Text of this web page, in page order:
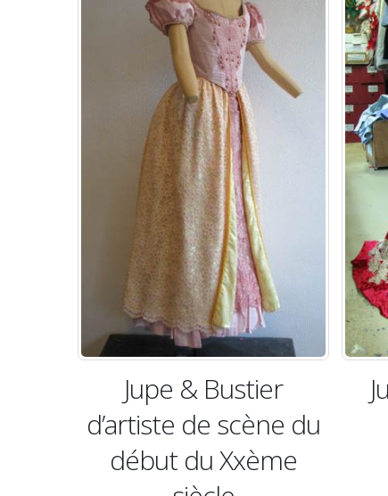
scène du
Jupe & Bustier de
noble dame